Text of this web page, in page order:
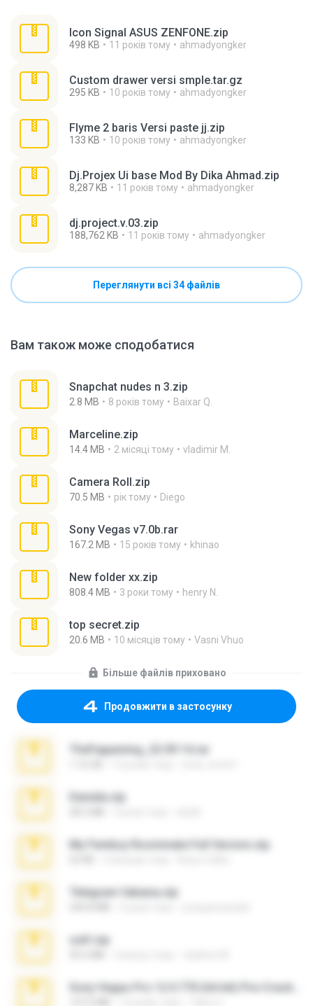
Icon Signal ASUS ZENFONE.zip
498 KB 11 років тому ahmadyongker
Custom drawer versi smple.tar.gz
295 KB 10 років тому ahmadyongker
Flyme 2 baris Versi paste jj.zip
133 KB 10 років тому ahmadyongker
Dj.Projex Ui base Mod By Dika Ahmad.zip
8,287 KB 11 років тому ahmadyongker
dj.project.v.03.zip
188,762 KB 11 років тому ahmadyongker
Переглянути всі 34 файлів
Вам також може сподобатися
Snapchat nudes n 3.zip
2.8 MB 8 років тому Baixar Q.
Marceline.zip
14.4 MB 2 місяці тому vladimir M.
Camera Roll.zip
70.5 MB рік тому Diego
Sony Vegas v7.0b.rar
167.2 MB 15 років тому khinao
New folder xx.zip
808.4 MB 3 роки тому henry N.
top secret.zip
20.6 MB 10 місяців тому Vasni Vhuo
Більше файлів приховано
Продовжити в застосунку
TheFappening_22.09.14.rar
Daniela.zip
My Femboy Roommate Full Version.zip
Telegram fabiana.zip
ouh!.zip